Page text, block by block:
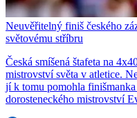
Neuvěřitelný finiš českého
světovému stříbru
Česká smíšená štafeta na
mistrovství světa v atletice.
jí k tomu pomohla
dorosteneckého mistrovství